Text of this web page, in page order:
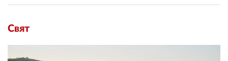
Свят